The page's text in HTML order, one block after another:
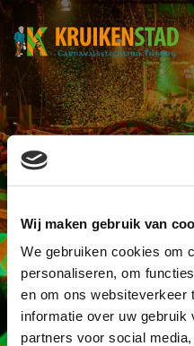
Wij maken gebruik van
We gebruiken cookies om
personaliseren, om
en om ons websiteverkeer
informatie over uw gebruik
partners voor social
Hofkapel